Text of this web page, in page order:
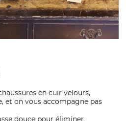
en cuir velours,
et on vous accompagne pas
douce pour éliminer